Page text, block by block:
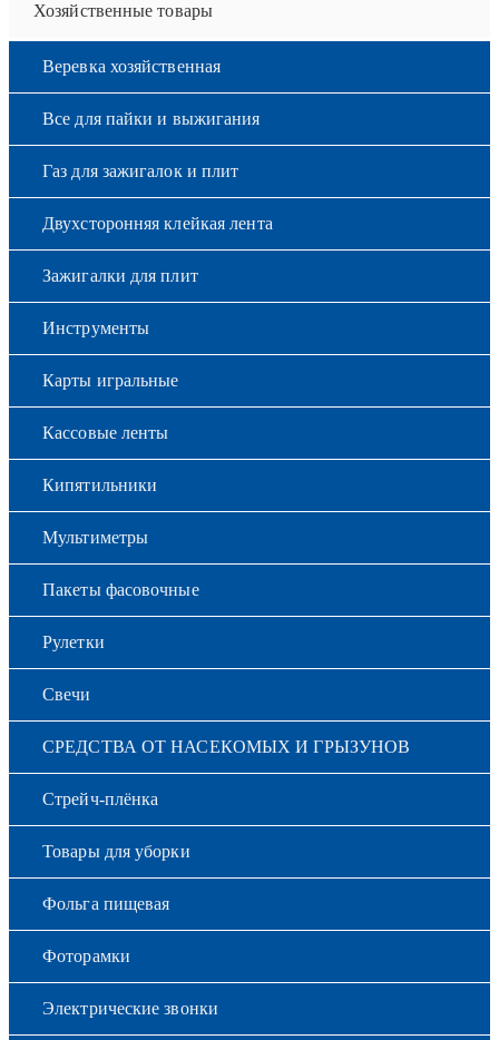
Хозяйственные товары
Веревка хозяйственная
Все для пайки и выжигания
Газ для зажигалок и плит
Двухсторонняя клейкая лента
Зажигалки для плит
Инструменты
Карты игральные
Кассовые ленты
Кипятильники
Мультиметры
Пакеты фасовочные
Рулетки
Свечи
СРЕДСТВА ОТ НАСЕКОМЫХ И ГРЫЗУНОВ
Стрейч-плёнка
Товары для уборки
Фольга пищевая
Фоторамки
Электрические звонки